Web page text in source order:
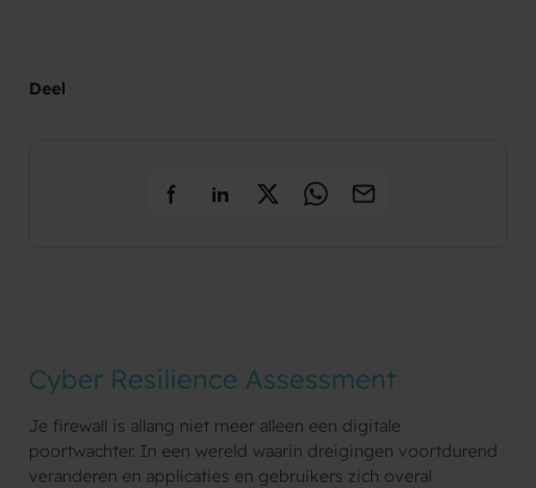
Deel
Cyber Resilience Assessment
Je firewall is allang niet meer alleen een digitale
poortwachter. In een wereld waarin dreigingen voortdurend
veranderen en applicaties en gebruikers zich overal